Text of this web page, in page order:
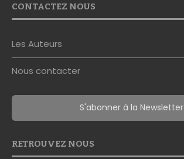
CONTACTEZ NOUS
Les Auteurs
Nous contacter
S'abonner à la Newsletter
RETROUVEZ NOUS